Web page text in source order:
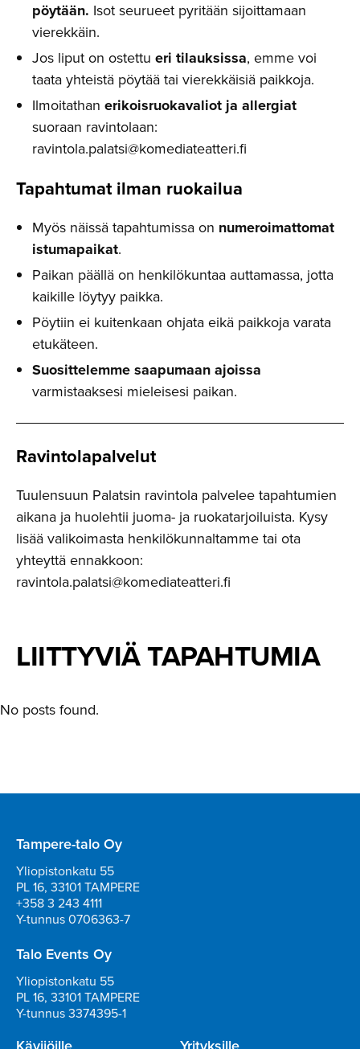
pöytään. Isot seurueet pyritään sijoittamaan
vierekkäin.
Jos liput on ostettu eri tilauksissa, emme voi
taata yhteistä pöytää tai vierekkäisiä paikkoja.
Ilmoitathan erikoisruokavaliot ja allergiat
suoraan ravintolaan:
ravintola.palatsi@komediateatteri.fi
Tapahtumat ilman ruokailua
Myös näissä tapahtumissa on numeroimattomat
istumapaikat.
Paikan päällä on henkilökuntaa auttamassa, jotta
kaikille löytyy paikka.
Pöytiin ei kuitenkaan ohjata eikä paikkoja varata
etukäteen.
Suosittelemme saapumaan ajoissa
varmistaaksesi mieleisesi paikan.
Ravintola­palvelut
Tuulensuun Palatsin ravintola palvelee tapahtumien
aikana ja huolehtii juoma- ja ruokatarjoiluista. Kysy
lisää valikoimasta henkilökunnaltamme tai ota
yhteyttä ennakkoon:
ravintola.palatsi@komediateatteri.fi
LIITTYVIÄ TAPAHTUMIA
No posts found.
Tampere-talo Oy
Yliopistonkatu 55
PL 16, 33101 TAMPERE
+358 3 243 4111
Y-tunnus 0706363-7
Talo Events Oy
Yliopistonkatu 55
PL 16, 33101 TAMPERE
Y-tunnus 3374395-1